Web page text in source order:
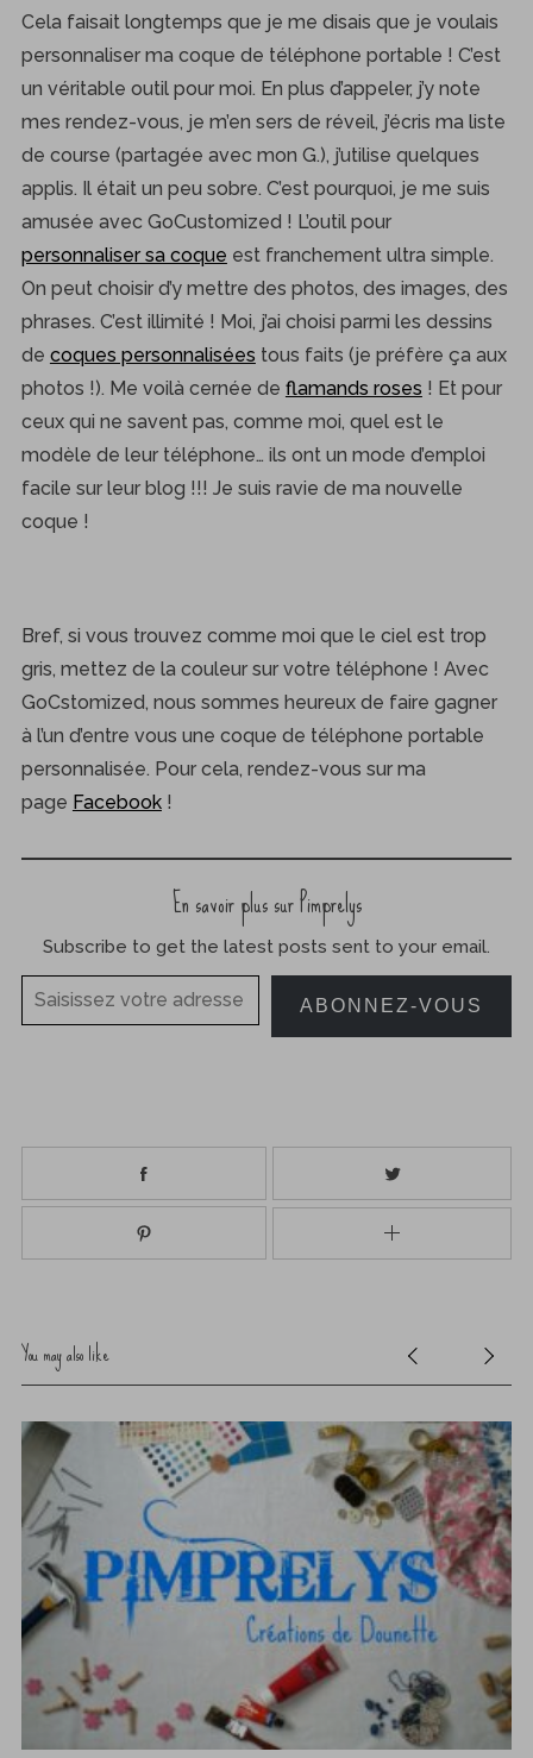
Cela faisait longtemps que je me disais que je voulais
personnaliser ma coque de téléphone portable ! C’est
un véritable outil pour moi. En plus d’appeler, j’y note
mes rendez-vous, je m’en sers de réveil, j’écris ma liste
de course (partagée avec mon G.), j’utilise quelques
applis. Il était un peu sobre. C’est pourquoi, je me suis
amusée avec GoCustomized ! L’outil pour
personnaliser sa coque est franchement ultra simple.
On peut choisir d’y mettre des photos, des images, des
phrases. C’est illimité ! Moi, j’ai choisi parmi les dessins
de coques personnalisées tous faits (je préfère ça aux
photos !). Me voilà cernée de flamands roses ! Et pour
ceux qui ne savent pas, comme moi, quel est le
modèle de leur téléphone… ils ont un mode d’emploi
facile sur leur blog !!! Je suis ravie de ma nouvelle
coque !
Bref, si vous trouvez comme moi que le ciel est trop
gris, mettez de la couleur sur votre téléphone ! Avec
GoCstomized, nous sommes heureux de faire gagner
à l’un d’entre vous une coque de téléphone portable
personnalisée. Pour cela, rendez-vous sur ma
page Facebook!
En savoir plus sur Pimprelys
Subscribe to get the latest posts sent to your email.
Saisissez votre adresse e-mail…
ABONNEZ-VOUS
You may also like
S
a
r